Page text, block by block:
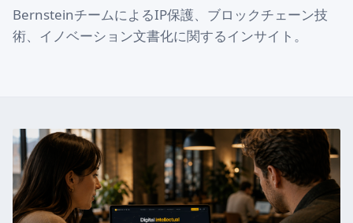
BernsteinチームによるIP保護、ブロックチェーン技
術、イノベーション文書化に関するインサイト。